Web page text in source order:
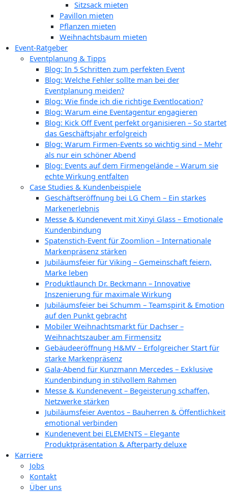
Sitzsack mieten
Pavillon mieten
Pflanzen mieten
Weihnachtsbaum mieten
Event-Ratgeber
Eventplanung & Tipps
Blog: In 5 Schritten zum perfekten Event
Blog: Welche Fehler sollte man bei der
Eventplanung meiden?
Blog: Wie finde ich die richtige Eventlocation?
Blog: Warum eine Eventagentur engagieren
Blog: Kick Off Event perfekt organisieren – So startet
das Geschäftsjahr erfolgreich
Blog: Warum Firmen-Events so wichtig sind – Mehr
als nur ein schöner Abend
Blog: Events auf dem Firmengelände – Warum sie
echte Wirkung entfalten
Case Studies & Kundenbeispiele
Geschäftseröffnung bei LG Chem – Ein starkes
Markenerlebnis
Messe & Kundenevent mit Xinyi Glass – Emotionale
Kundenbindung
Spatenstich-Event für Zoomlion – Internationale
Markenpräsenz stärken
Jubiläumsfeier für Viking – Gemeinschaft feiern,
Marke leben
Produktlaunch Dr. Beckmann – Innovative
Inszenierung für maximale Wirkung
Jubiläumsfeier bei Schumm – Teamspirit & Emotion
auf den Punkt gebracht
Mobiler Weihnachtsmarkt für Dachser –
Weihnachtszauber am Firmensitz
Gebäudeeröffnung H&MV – Erfolgreicher Start für
starke Markenpräsenz
Gala-Abend für Kunzmann Mercedes – Exklusive
Kundenbindung in stilvollem Rahmen
Messe & Kundenevent – Begeisterung schaffen,
Netzwerke stärken
Jubiläumsfeier Aventos – Bauherren & Öffentlichkeit
emotional verbinden
Kundenevent bei ELEMENTS – Elegante
Produktpräsentation & Afterparty deluxe
Karriere
Jobs
Kontakt
Über uns